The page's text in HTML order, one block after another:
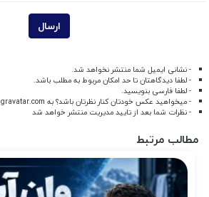
ارسال
- نشانی ایمیل شما منتشر نخواهد شد.
- لطفا دیدگاهتان تا حد امکان مربوط به مطلب باشد.
- لطفا فارسی بنویسید.
- میخواهید عکس خودتان کنار نظرتان باشد؟ به gravatar.com
- نظرات شما بعد از تایید مدیریت منتشر خواهد شد
مطالب مرتبط